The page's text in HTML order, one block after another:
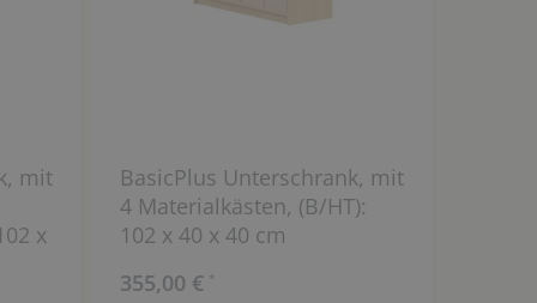
mit
x
BasicPlus Unterschrank, mit
4 Materialkästen, (B/HT):
102 x 40 x 40 cm
355,00 € *